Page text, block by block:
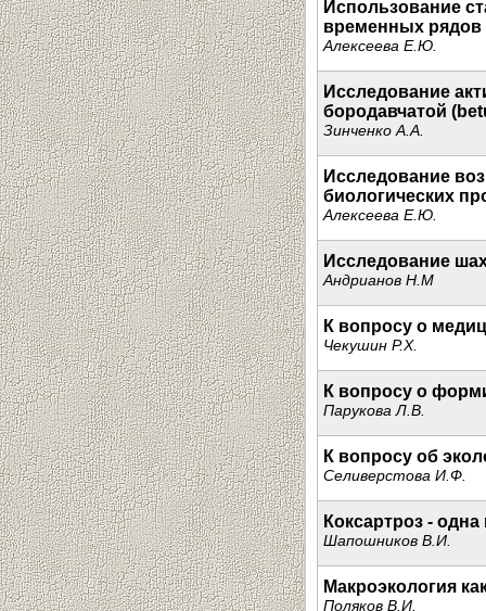
Использование
временных рядов
Алексеева Е.Ю.
Исследование
бородавчатой
Зинченко А.А.
Исследование
биологических
Алексеева Е.Ю.
Исследование
Андрианов Н.М
К вопросу о
Чекушин Р.Х.
К вопросу о
Парукова Л.В.
К вопросу об
Селиверстова И.Ф.
Коксартроз -
Шапошников В.И.
Макроэкология
Поляков В.И.